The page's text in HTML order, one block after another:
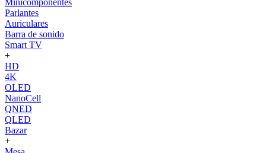
Minicomponentes
Parlantes
Auriculares
Barra de sonido
Smart TV
+
HD
4K
OLED
NanoCell
QNED
QLED
Bazar
+